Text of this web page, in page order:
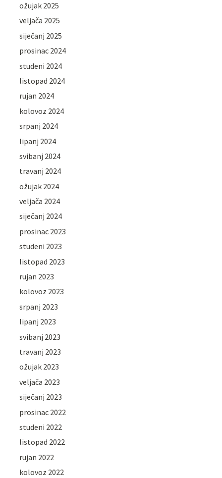
ožujak 2025
veljača 2025
siječanj 2025
prosinac 2024
studeni 2024
listopad 2024
rujan 2024
kolovoz 2024
srpanj 2024
lipanj 2024
svibanj 2024
travanj 2024
ožujak 2024
veljača 2024
siječanj 2024
prosinac 2023
studeni 2023
listopad 2023
rujan 2023
kolovoz 2023
srpanj 2023
lipanj 2023
svibanj 2023
travanj 2023
ožujak 2023
veljača 2023
siječanj 2023
prosinac 2022
studeni 2022
listopad 2022
rujan 2022
kolovoz 2022